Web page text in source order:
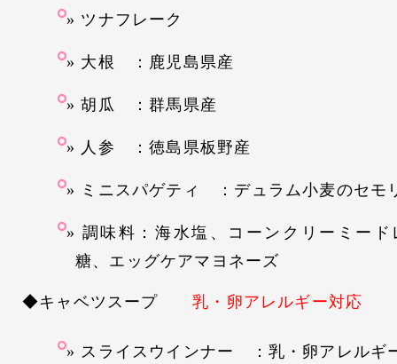
ツナフレーク
大根 ：鹿児島県産
胡瓜 ：群馬県産
人参 ：徳島県板野産
ミニスパゲティ ：デュラム小麦のセモ
調味料：海水塩、コーンクリーミー
糖、エッグケアマヨネーズ
◆キャベツスープ 乳・卵アレルギー対応
スライスウインナー ：乳・卵アレルギ